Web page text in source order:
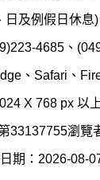
日及例假日休息)
4685、
、Safari、
X 768 px 以
33137755瀏覽
期：2026-08-